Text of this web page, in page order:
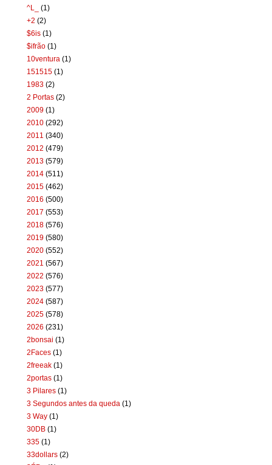
^L_
(1)
+2 (2)
$6is (1)
$ifrão (1)
10ventura (1)
151515 (1)
1983 (2)
2 Portas (2)
2009 (1)
2010 (292)
2011 (340)
2012 (479)
2013 (579)
2014 (511)
2015 (462)
2016 (500)
2017 (553)
2018 (576)
2019 (580)
2020 (552)
2021 (567)
2022 (576)
2023 (577)
2024 (587)
2025 (578)
2026 (231)
2bonsai (1)
2Faces (1)
2freeak (1)
2portas (1)
3 Pilares (1)
3 Segundos antes da queda (1)
3 Way (1)
30DB (1)
335 (1)
33dollars (2)